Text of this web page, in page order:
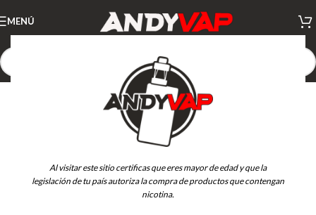
Al visitar este sitio certificas que eres mayor de edad y que la
legislación de tu país autoriza la compra de productos que contengan
nicotina.
MENÚ